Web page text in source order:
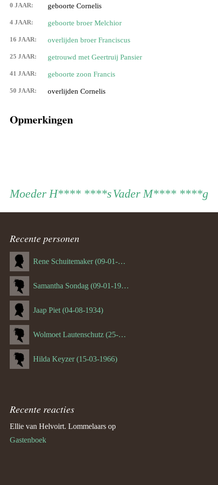
0 JAAR: geboorte Cornelis
4 JAAR: geboorte broer Melchior
16 JAAR: overlijden broer Franciscus
25 JAAR: getrouwd met Geertruij Pansier
41 JAAR: geboorte zoon Francis
50 JAAR: overlijden Cornelis
Opmerkingen
Persoon
ouder
navigatie
Vader Vader
M**** ****g
Moeder Moeder
H**** ****s
Recente personen
Rene Schuitemaker (09-01-1970)
Samantha Sondag (09-01-1993)
Jaap Piet (04-08-1934)
Wolmoet Lautenschutz (25-07-1933)
Hilda Keyzer (15-03-1966)
Recente reacties
Ellie van Helvoirt. Lommelaars op
Gastenboek